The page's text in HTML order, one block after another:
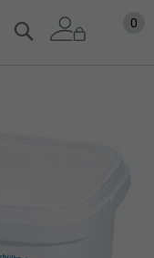
Zum
Inhalt
0
Suche